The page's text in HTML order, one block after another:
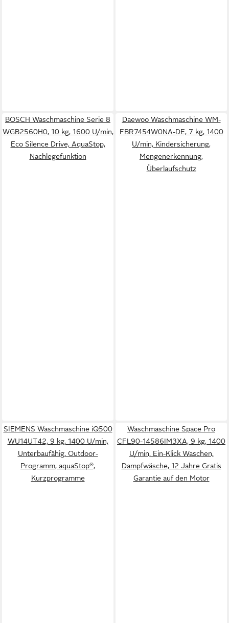
BOSCH Waschmaschine Serie 8
WGB2560H0, 10 kg, 1600 U/min,
Eco Silence Drive, AquaStop,
Nachlegefunktion
Daewoo Waschmaschine WM-
FBR7454W0NA-DE, 7 kg, 1400
U/min, Kindersicherung,
Mengenerkennung,
Überlaufschutz
SIEMENS Waschmaschine iQ500
WU14UT42, 9 kg, 1400 U/min,
Unterbaufähig, Outdoor-
Programm, aquaStop®,
Kurzprogramme
Waschmaschine Space Pro
CFL90-14586IM3XA, 9 kg, 1400
U/min, Ein-Klick Waschen,
Dampfwäsche, 12 Jahre Gratis
Garantie auf den Motor